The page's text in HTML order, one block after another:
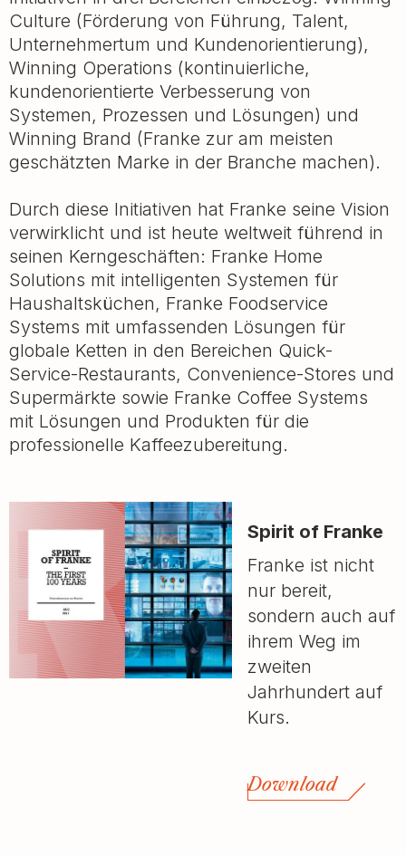
Culture (Förderung von Führung, Talent,
Unternehmertum und Kundenorientierung),
Winning Operations (kontinuierliche,
kundenorientierte Verbesserung von
Systemen, Prozessen und Lösungen) und
Winning Brand (Franke zur am meisten
geschätzten Marke in der Branche machen).
Durch diese Initiativen hat Franke seine Vision
verwirklicht und ist heute weltweit führend in
seinen Kerngeschäften: Franke Home
Solutions mit intelligenten Systemen für
Haushaltsküchen, Franke Foodservice
Systems mit umfassenden Lösungen für
globale Ketten in den Bereichen Quick-
Service-Restaurants, Convenience-Stores und
Supermärkte sowie Franke Coffee Systems
mit Lösungen und Produkten für die
professionelle Kaffeezubereitung.
Spirit of Franke
Franke ist nicht
nur bereit,
sondern auch auf
ihrem Weg im
zweiten
Jahrhundert auf
Kurs.
Download